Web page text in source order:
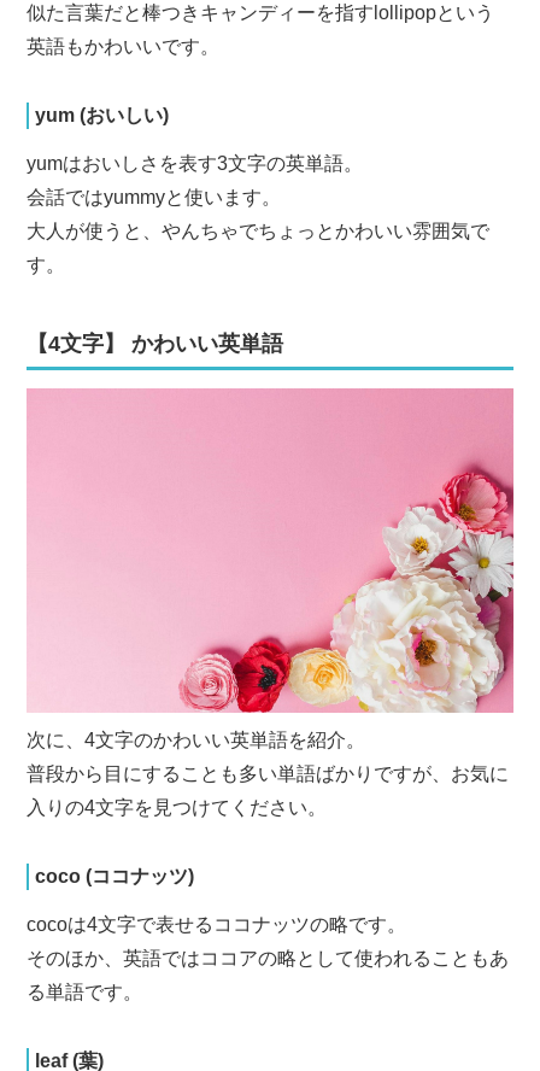
似た言葉だと棒つきキャンディーを指すlollipopという
英語もかわいいです。
yum (おいしい)
yumはおいしさを表す3文字の英単語。
会話ではyummyと使います。
大人が使うと、やんちゃでちょっとかわいい雰囲気で
す。
【4文字】 かわいい英単語
次に、4文字のかわいい英単語を紹介。
普段から目にすることも多い単語ばかりですが、お気に
入りの4文字を見つけてください。
coco (ココナッツ)
cocoは4文字で表せるココナッツの略です。
そのほか、英語ではココアの略として使われることもあ
る単語です。
leaf (葉)